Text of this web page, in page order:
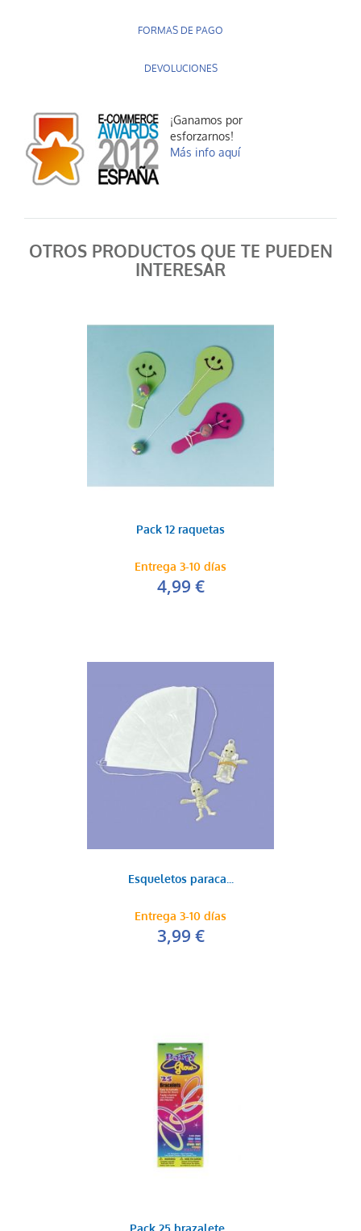
Castañuela mini
0,35 €
AÑADIR AL CARRITO
Pito afilador
0,35 €
AÑADIR AL CARRITO
Murga
0,35 €
Manos aplauso peq...
0,35 €
AÑADIR AL CARRITO
0,35 €
AÑADIR AL CARRITO
FORMAS DE PAGO
DEVOLUCIONES
¡Ganamos por
esforzarnos!
Más info aquí
OTROS PRODUCTOS QUE TE PUEDEN
INTERESAR
Pack 12 raquetas
Entrega 3-10 días
4,99 €
Esqueletos paraca...
Entrega 3-10 días
3,99 €